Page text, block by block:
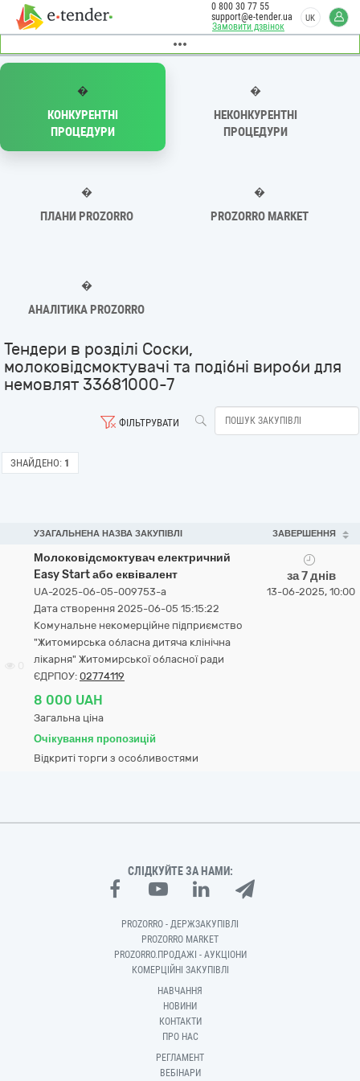
Замовити дзвінок
0 800 30 77 55
support@e-tender.ua
UK
�
КОНКУРЕНТНІ
ПРОЦЕДУРИ
�
НЕКОНКУРЕНТНІ
ПРОЦЕДУРИ
�
ПЛАНИ PROZORRO
�
PROZORRO MARKET
�
АНАЛІТИКА PROZORRO
Тендери в розділі Соски,
молоковідсмоктувачі та подібні вироби для
немовлят 33681000-7
ФІЛЬТРУВАТИ
ЗНАЙДЕНО: 1
УЗАГАЛЬНЕНА НАЗВА ЗАКУПІВЛІ ЗАВЕРШЕННЯ
Молоковідсмоктувач електричний
Easy Start або еквівалент
UA-2025-06-05-009753-a
Дата створення 2025-06-05 15:15:22
Комунальне некомерційне підприємство
"Житомирська обласна дитяча клінічна
лікарня" Житомирської обласної ради
ЄДРПОУ: 02774119
8 000 UAH
Загальна ціна
Очікування пропозицій
Відкриті торги з особливостями
за 7 днів
13-06-2025, 10:00
СЛІДКУЙТЕ ЗА НАМИ:
PROZORRO - ДЕРЖЗАКУПІВЛІ
PROZORRO MARKET
PROZORRO.ПРОДАЖІ - АУКЦІОНИ
КОМЕРЦІЙНІ ЗАКУПІВЛІ
НАВЧАННЯ
НОВИНИ
КОНТАКТИ
ПРО НАС
РЕГЛАМЕНТ
ВЕБІНАРИ